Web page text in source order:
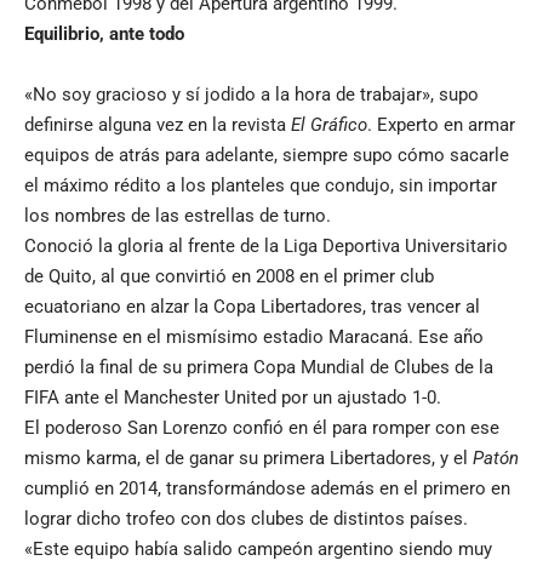
Equilibrio, ante todo
«No soy gracioso y sí jodido a la hora de trabajar», supo
definirse alguna vez en la revista El Gráfico. Experto en armar
equipos de atrás para adelante, siempre supo cómo sacarle
el máximo rédito a los planteles que condujo, sin importar
los nombres de las estrellas de turno.
Conoció la gloria al frente de la Liga Deportiva Universitario
de Quito, al que convirtió en 2008 en el primer club
ecuatoriano en alzar la Copa Libertadores, tras vencer al
Fluminense en el mismísimo estadio Maracaná. Ese año
perdió la final de su primera Copa Mundial de Clubes de la
FIFA ante el Manchester United por un ajustado 1-0.
El poderoso San Lorenzo confió en él para romper con ese
mismo karma, el de ganar su primera Libertadores, y el Patón
cumplió en 2014, transformándose además en el primero en
lograr dicho trofeo con dos clubes de distintos países.
«Este equipo había salido campeón argentino siendo muy